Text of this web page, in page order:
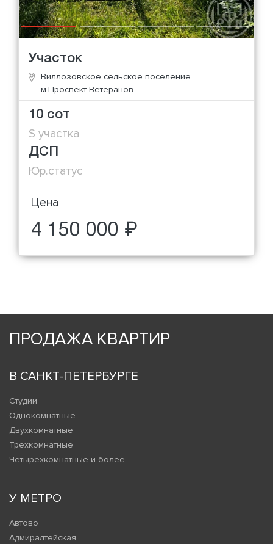
Участок
Виллозовское сельское поселение
м.Проспект Ветеранов
10 сот
S участка
ДСП
Юр.статус
Цена
4 150 000 ₽
ПРОДАЖА КВАРТИР
В САНКТ-ПЕТЕРБУРГЕ
Студии
Однокомнатные
Двухкомнатные
Трехкомнатные
Четырехкомнатные и более
У МЕТРО
Автово
Адмиралтейская